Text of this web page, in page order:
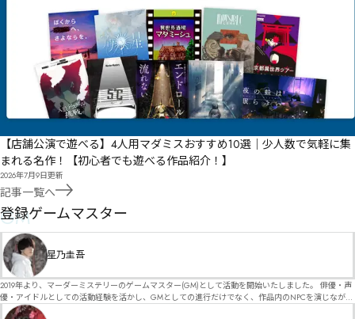
【店舗公演で遊べる】4人用マダミスおすすめ10選｜少人数で気軽に集
まれる名作！【初心者でも遊べる作品紹介！】
2026年7月9日更新
記事一覧へ
GM
登録ゲームマスター
星乃圭吾
2019年より、マーダーミステリーのゲームマスター(GM)として活動を開始いたしました。 俳優・声
優・アイドルとしての活動経験を活かし、GMとしての進行だけでなく、作品内のNPCを演じなが
ら、お客様に物語の世界へ入り込んでいただくような演出・サービスを得意としています。 自分自